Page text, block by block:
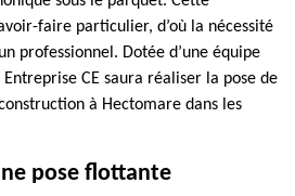
faire particulier, d’où la nécessité
professionnel. Dotée d’une équipe
CE saura réaliser la pose de
à Hectomare dans les
pose flottante